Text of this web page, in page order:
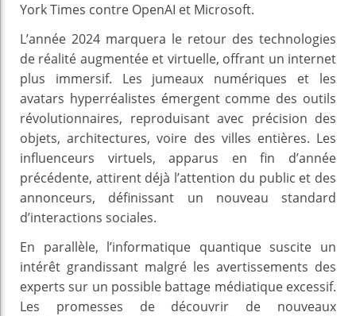
York Times contre OpenAI et Microsoft.
L’année 2024 marquera le retour des technologies
de réalité augmentée et virtuelle, offrant un internet
plus immersif. Les jumeaux numériques et les
avatars hyperréalistes émergent comme des outils
révolutionnaires, reproduisant avec précision des
objets, architectures, voire des villes entières. Les
influenceurs virtuels, apparus en fin d’année
précédente, attirent déjà l’attention du public et des
annonceurs, définissant un nouveau standard
d’interactions sociales.
En parallèle, l’informatique quantique suscite un
intérêt grandissant malgré les avertissements des
experts sur un possible battage médiatique excessif.
Les promesses de découvrir de nouveaux